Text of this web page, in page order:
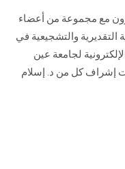
الزائـرون
مع مجموعة من أعضاء
التقديرية والتشجيعية في
لجامعة عين
الجاري تحت إشراف كل من د. إسلام